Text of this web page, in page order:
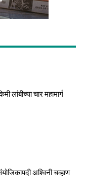
चार महामार्ग
अश्विनी चव्हाण